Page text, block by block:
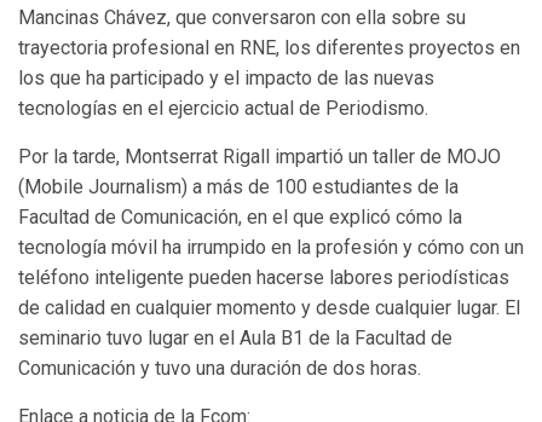
Mancinas Chávez, que conversaron con ella sobre su
trayectoria profesional en RNE, los diferentes proyectos en
los que ha participado y el impacto de las nuevas
tecnologías en el ejercicio actual de Periodismo.
Por la tarde, Montserrat Rigall impartió un taller de MOJO
(Mobile Journalism) a más de 100 estudiantes de la
Facultad de Comunicación, en el que explicó cómo la
tecnología móvil ha irrumpido en la profesión y cómo con un
teléfono inteligente pueden hacerse labores periodísticas
de calidad en cualquier momento y desde cualquier lugar. El
seminario tuvo lugar en el Aula B1 de la Facultad de
Comunicación y tuvo una duración de dos horas.
Enlace a noticia de la Fcom: